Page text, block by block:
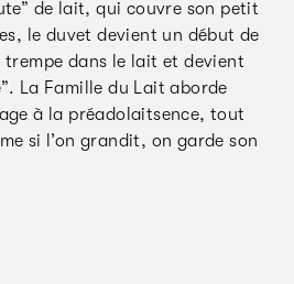
de lait, qui couvre son petit
le duvet devient un début de
dans le lait et devient
La Famille du Lait aborde
à la préadolaitsence, tout
si l’on grandit, on garde son